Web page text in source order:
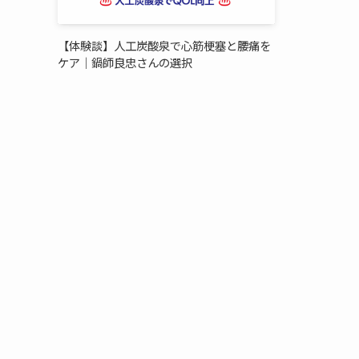
【体験談】人工炭酸泉で心筋梗塞と腰痛を
ケア｜鍋師良忠さんの選択